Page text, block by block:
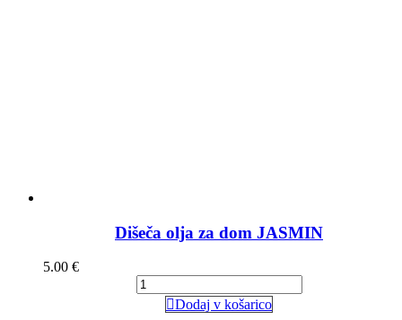
Dišeča olja za dom JASMIN
5.00 €
Dodaj v košarico